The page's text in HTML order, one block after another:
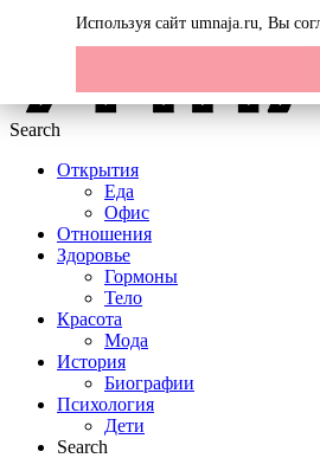
Search
Открытия
Еда
Офис
Отношения
Здоровье
Гормоны
Тело
Красота
Мода
История
Биографии
Психология
Дети
Search
Используя сайт umnaja.ru, Вы